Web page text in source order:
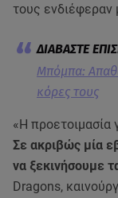
τους ενδιέφεραν
Mπόμπα:
κόρες τους
«Η προετοιμασία
Σε ακριβώς μία
να ξεκινήσουμε
Dragons,